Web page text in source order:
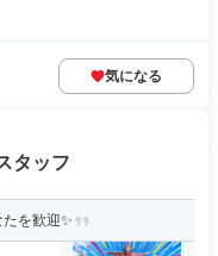
気になる
タッフ
を歓迎✨